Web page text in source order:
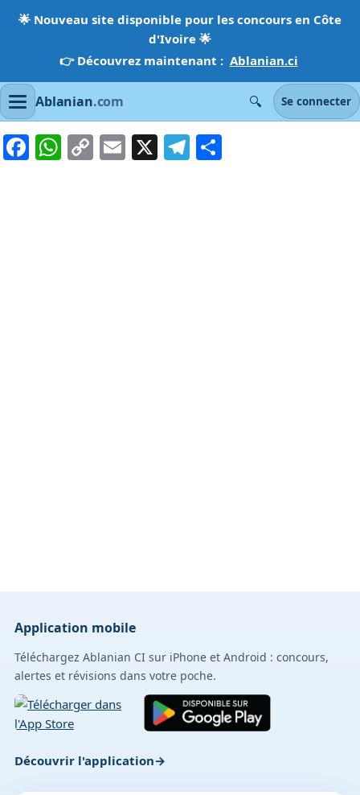
🌟 Nouveau site disponible pour les concours en Côte
d'Ivoire 🌟
👉 Découvrez maintenant : Ablanian.ci
Ablanian.com 🔍 Se connecter
Facebook
WhatsApp
CopyEmail
X Telegram
Application mobile
Téléchargez Ablanian CI sur iPhone et Android : concours,
alertes et révisions dans votre poche.
Découvrir l'application